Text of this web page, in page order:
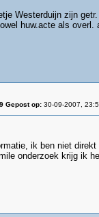
Westerduijn zijn
huw.acte als overl.
Gepost op:30-09-2007,
ik ben niet
onderzoek krijg ik